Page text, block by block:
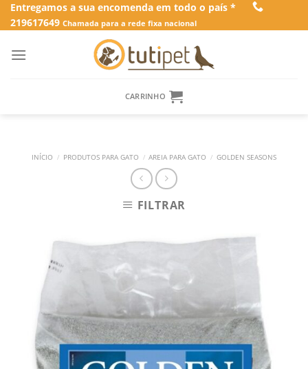
SkipEntregamos a sua encomenda em todo o país *
219617649 Chamada para a rede fixa nacional
CARRINHO
INÍCIO / PRODUTOS PARA GATO / AREIA PARA GATO / GOLDEN SEASONS
FILTRAR